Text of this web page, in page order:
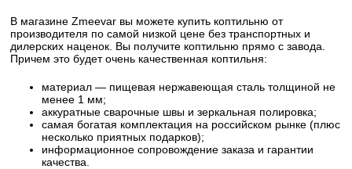
В магазине Zmeevar вы можете купить коптильню от
производителя по самой низкой цене без транспортных и
дилерских наценок. Вы получите коптильню прямо с завода.
Причем это будет очень качественная коптильня:
материал — пищевая нержавеющая сталь толщиной не
менее 1 мм;
аккуратные сварочные швы и зеркальная полировка;
самая богатая комплектация на российском рынке (плюс
несколько приятных подарков);
информационное сопровождение заказа и гарантии
качества.